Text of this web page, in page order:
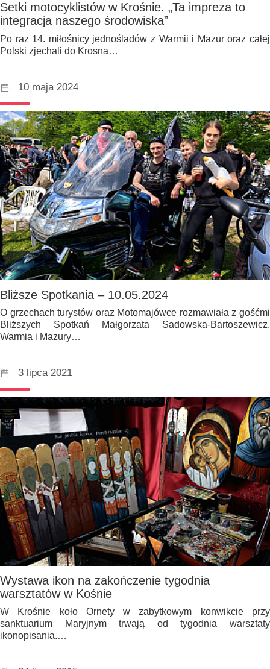
Setki motocyklistów w Krośnie. „Ta impreza to
integracja naszego środowiska”
Po raz 14. miłośnicy jednośladów z Warmii i Mazur oraz całej
Polski zjechali do Krosna…
10 maja 2024
Bliższe Spotkania – 10.05.2024
O grzechach turystów oraz Motomajówce rozmawiała z gośćmi
Bliższych Spotkań Małgorzata Sadowska-Bartoszewicz.
Warmia i Mazury…
3 lipca 2021
Wystawa ikon na zakończenie tygodnia
warsztatów w Kośnie
W Krośnie koło Ornety w zabytkowym konwikcie przy
sanktuarium Maryjnym trwają od tygodnia warsztaty
ikonopisania.…